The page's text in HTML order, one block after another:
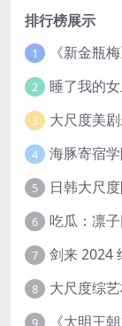
排行榜展示
1
2
3 大尺度美
4 海豚寄宿
5 日韩大尺
6
7
8
9